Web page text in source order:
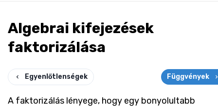
Algebrai kifejezések
faktorizálása
Egyenlőtlenségek Függvények
A faktorizálás lényege, hogy egy bonyolultabb